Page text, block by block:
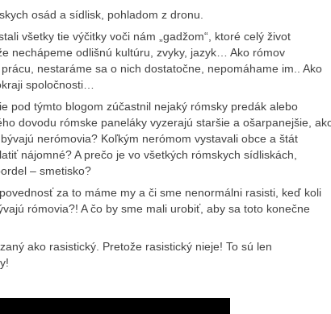
osád a sídlisk, pohladom z dronu.
všetky tie výčitky voči nám „gadžom“, ktoré celý život
nechápeme odlišnú kultúru, zvyky, jazyk… Ako rómov
nestaráme sa o nich dostatočne, nepomáhame im.. Ako
spoločnosti…
pod týmto blogom zúčastnil nejaký rómsky predák alebo
dovodu rómske paneláky vyzerajú staršie a ošarpanejšie,
nerómovia? Koľkým nerómom vystavali obce a štát
nájomné? A prečo je vo všetkých rómskych sídliskách,
– smetisko?
za to máme my a či sme nenormálni rasisti, keď koli
rómovia?! A čo by sme mali urobiť, aby sa toto konečne
ako rasistický. Pretože rasistický nieje! To sú len